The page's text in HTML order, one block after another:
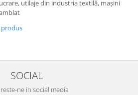
utilaje din industria textilă, mașini
SOCIAL
ne in social media